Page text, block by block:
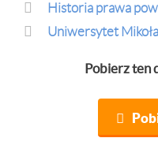
Historia prawa
Uniwersytet
Pobierz ten